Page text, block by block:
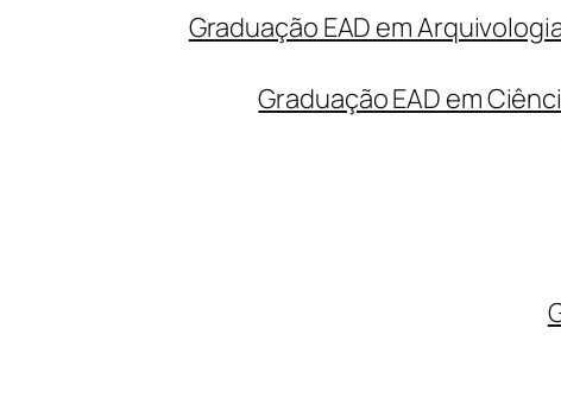
Graduação EAD em
Graduação EAD em